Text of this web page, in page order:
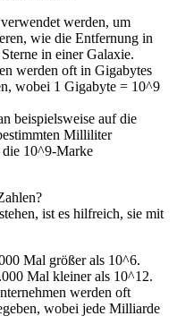
werden, um
wie die Entfernung in
in einer Galaxie.
werden oft in Gigabytes
wobei 1 Gigabyte = 10^9
beispielsweise auf die
Milliliter
10^9-Marke
ist es hilfreich, sie mit
Mal größer als 10^6.
Mal kleiner als 10^12.
werden oft
wobei jede Milliarde